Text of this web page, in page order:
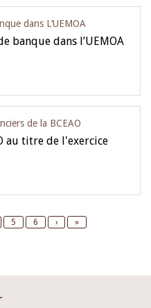
dans L‘UEMOA
banque dans l’UEMOA
de la BCEAO
au titre de l'exercice
Page
5 Page
6
Next
›
Last
»